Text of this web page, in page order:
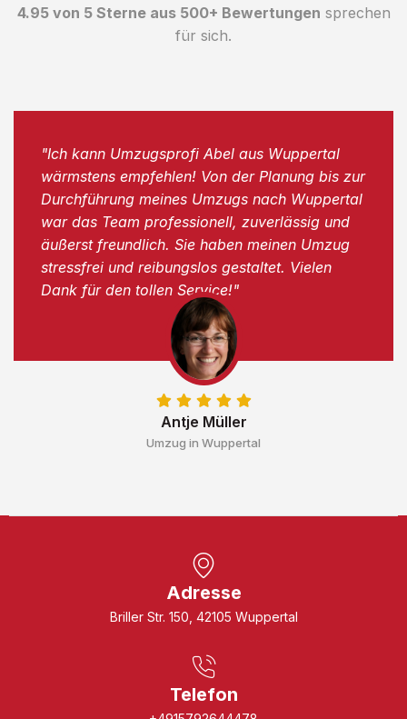
4.95 von 5 Sterne aus 500+ Bewertungen sprechen
für sich.
Antje Müller
Umzug in Wuppertal
"Ich kann Umzugsprofi Abel aus Wuppertal
wärmstens empfehlen! Von der Planung bis zur
Durchführung meines Umzugs nach Wuppertal
war das Team professionell, zuverlässig und
äußerst freundlich. Sie haben meinen Umzug
stressfrei und reibungslos gestaltet. Vielen
Dank für den tollen Service!"
Adresse
Briller Str. 150, 42105 Wuppertal
Telefon